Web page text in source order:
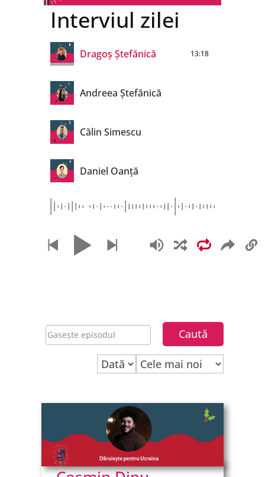
Interviul zilei
Dragoș Ștefănică 13:18
Andreea Ștefănică
Călin Simescu
Daniel Oanță
Oana Grigore
Carolina Pîrvu
Ana Rudișteanu
Corneliu Chiriluță
Danijela Luca
Ruben Marian